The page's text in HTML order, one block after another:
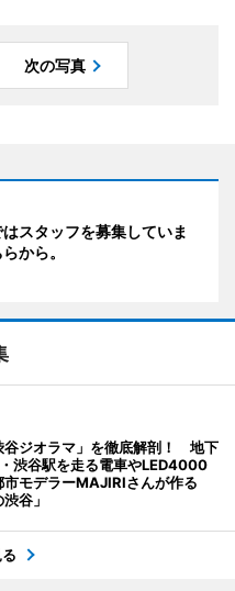
次の写真
スタッフを募集していま
から。
谷ジオラマ」を徹底解剖！ 地下
渋谷駅を走る電車やLED4000
モデラーMAJIRIさんが作る
谷」